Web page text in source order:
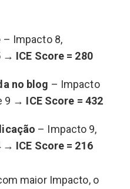
– Impacto 8,
→ ICE Score = 280
no blog – Impacto
9 → ICE Score = 432
– Impacto 9,
→ ICE Score = 216
maior Impacto, o